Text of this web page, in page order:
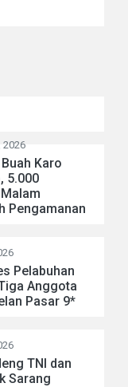
2026
Karo
5.000
Pengamanan
Pelabuhan
Anggota
Pasar 9*
TNI dan
Sarang